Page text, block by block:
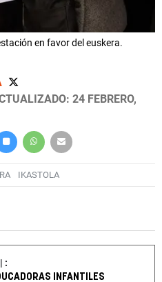
en favor del euskera.
24 FEBRERO,
IKASTOLA
:
INFANTILES